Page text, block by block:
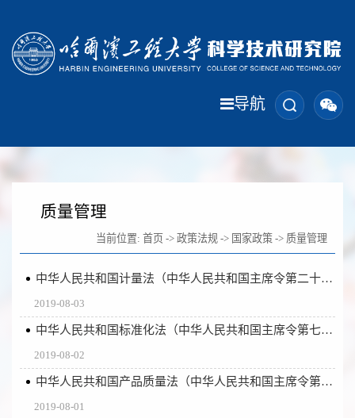
导航
质量管理
当前位置: 首页 -> 政策法规 -> 国家政策 -> 质量管理
中华人民共和国计量法（中华人民共和国主席令第二十八号）
2019-08-03
中华人民共和国标准化法（中华人民共和国主席令第七十八号）
2019-08-02
中华人民共和国产品质量法（中华人民共和国主席令第二十二号）
2019-08-01